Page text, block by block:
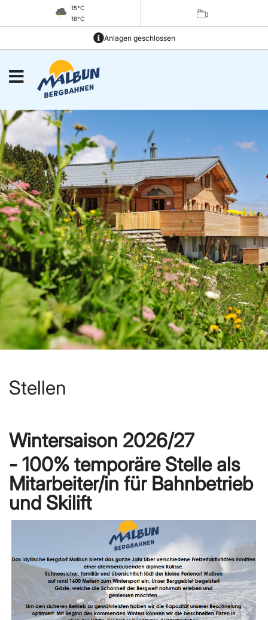
15°C
18°C
Anlagen geschlossen
Stellen
Wintersaison 2026/27
- 100% temporäre Stelle als
Mitarbeiter/in für Bahnbetrieb
und Skilift